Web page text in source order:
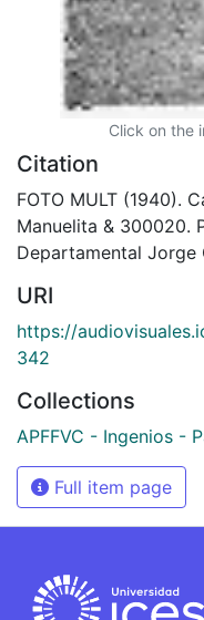
Click on the
Citation
FOTO MULT (1940).
Manuelita & 300020.
Departamental Jorge
URI
https://
342
Collections
APFFVC - Ingenios -
Full item page